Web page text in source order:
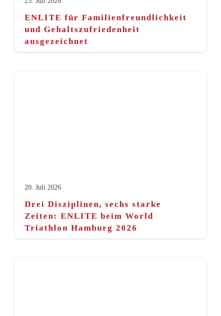
ENLITE für Familienfreundlichkeit
und Gehaltszufriedenheit
ausgezeichnet
20. Juli 2026
Drei Disziplinen, sechs starke
Zeiten: ENLITE beim World
Triathlon Hamburg 2026